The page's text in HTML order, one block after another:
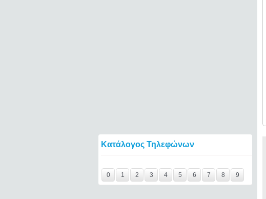
Κατάλογος Τηλεφώνων
0
1 2 3 4 5 6 7 8 9